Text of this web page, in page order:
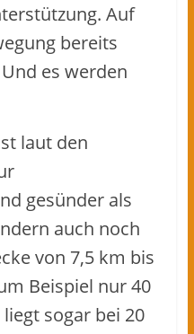
Auf
bereits
es werden
laut den
gesünder als
auch noch
von 7,5 km bis
Beispiel nur 40
sogar bei 20